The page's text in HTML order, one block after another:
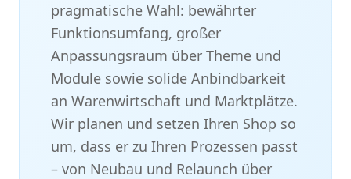
pragmatische Wahl: bewährter
Funktionsumfang, großer
Anpassungsraum über Theme und
Module sowie solide Anbindbarkeit
an Warenwirtschaft und Marktplätze.
Wir planen und setzen Ihren Shop so
um, dass er zu Ihren Prozessen passt
– von Neubau und Relaunch über